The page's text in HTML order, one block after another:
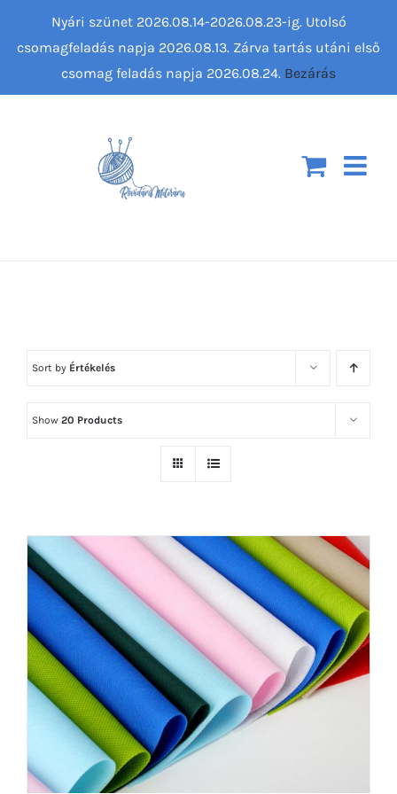
Sort by Értékelés
Show 20 Products
Nyári szünet 2026.08.14-2026.08.23-ig. Utolsó
csomagfeladás napja 2026.08.13. Zárva tartás utáni első
csomag feladás napja 2026.08.24. Bezárás